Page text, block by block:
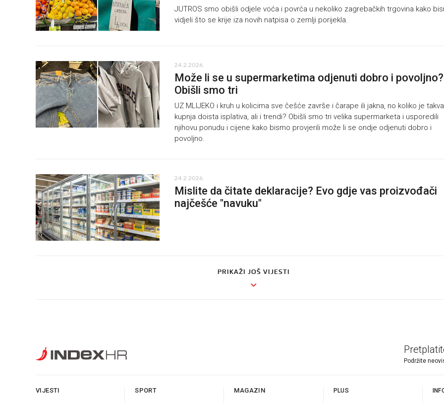
JUTROS smo obišli odjele voća i povrća u nekoliko zagrebačkih trgovina kako
vidjeli što se krije iza novih natpisa o zemlji porijekla.
24.2.2026.
Može li se u supermarketima odjenuti dobro i povoljno?
Obišli smo tri
UZ MLIJEKO i kruh u kolicima sve češće završe i čarape ili jakna, no koliko je takva
kupnja doista isplativa, ali i trendi? Obišli smo tri velika supermarketa i usporedili
njihovu ponudu i cijene kako bismo provjerili može li se ondje odjenuti dobro i
povoljno.
24.2.2026.
Mislite da čitate deklaracije? Evo gdje vas proizvođači
najčešće "navuku"
PRIKAŽI JOŠ VIJESTI
Podržite
VIJESTI SPORT MAGAZIN PLUS